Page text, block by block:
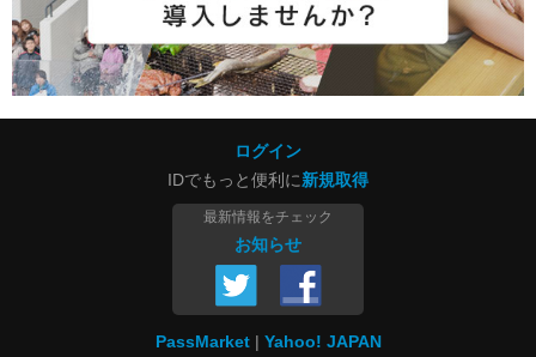
ログイン
IDでもっと便利に新規取得
最新情報をチェック
お知らせ
PassMarket Yahoo! JAPAN